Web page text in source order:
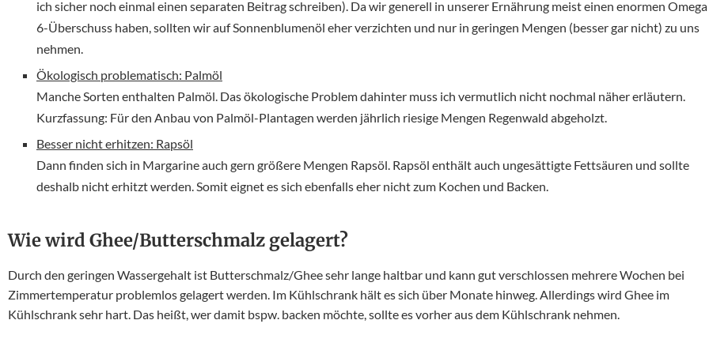
ich sicher noch einmal einen separaten Beitrag schreiben). Da wir generell in unserer Ernährung meist einen enormen Omega
6-Überschuss haben, sollten wir auf Sonnenblumenöl eher verzichten und nur in geringen Mengen (besser gar nicht) zu uns
nehmen.
Ökologisch problematisch: Palmöl
Manche Sorten enthalten Palmöl. Das ökologische Problem dahinter muss ich vermutlich nicht nochmal näher erläutern.
Kurzfassung: Für den Anbau von Palmöl-Plantagen werden jährlich riesige Mengen Regenwald abgeholzt.
Besser nicht erhitzen: Rapsöl
Dann finden sich in Margarine auch gern größere Mengen Rapsöl. Rapsöl enthält auch ungesättigte Fettsäuren und sollte
deshalb nicht erhitzt werden. Somit eignet es sich ebenfalls eher nicht zum Kochen und Backen.
Wie wird Ghee/Butterschmalz gelagert?
Durch den geringen Wassergehalt ist Butterschmalz/Ghee sehr lange haltbar und kann gut verschlossen mehrere Wochen bei
Zimmertemperatur problemlos gelagert werden. Im Kühlschrank hält es sich über Monate hinweg. Allerdings wird Ghee im
Kühlschrank sehr hart. Das heißt, wer damit bspw. backen möchte, sollte es vorher aus dem Kühlschrank nehmen.